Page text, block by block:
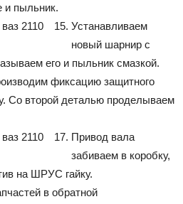
и пыльник.
Устанавливаем
новый шарнир с
его и пыльник смазкой.
фиксацию защитного
Со второй деталью проделываем
Привод вала
забиваем в коробку,
на ШРУС гайку.
в обратной